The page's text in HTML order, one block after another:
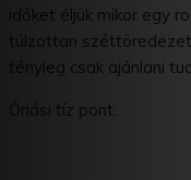
időket éljük mikor egy
túlzottan
tényleg csak ajánlani
Óriási tíz pont.